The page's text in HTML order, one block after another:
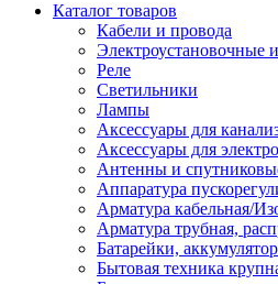
Каталог товаров
Кабели и провода
Электроустановочные
Реле
Светильники
Лампы
Аксессуары для
Аксессуары для
Антенны и
Аппаратура
Арматура кабельная/
Арматура трубная,
Батарейки,
Бытовая техника